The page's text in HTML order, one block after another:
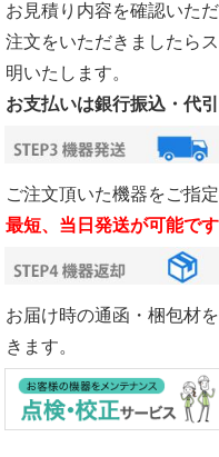
お見積り内容を確認いた
注文をいただきましたら
明いたします。
お支払いは銀行振込・代引
ご注文頂いた機器をご指
最短、当日発送が可能です
お届け時の通函・梱包材
きます。